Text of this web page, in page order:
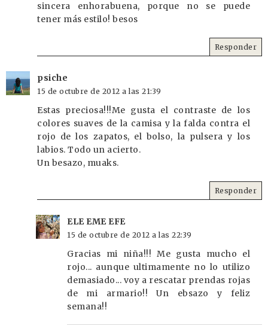
sincera enhorabuena, porque no se puede
tener más estilo! besos
Responder
psiche
15 de octubre de 2012 a las 21:39
Estas preciosa!!!Me gusta el contraste de los
colores suaves de la camisa y la falda contra el
rojo de los zapatos, el bolso, la pulsera y los
labios. Todo un acierto.
Un besazo, muaks.
Responder
ELE EME EFE
15 de octubre de 2012 a las 22:39
Gracias mi niña!!! Me gusta mucho el
rojo... aunque ultimamente no lo utilizo
demasiado... voy a rescatar prendas rojas
de mi armario!! Un ebsazo y feliz
semana!!